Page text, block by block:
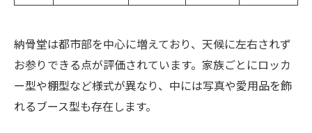
納骨堂は都市部を中心に増えており、天候に左右されず
お参りできる点が評価されています。家族ごとにロッカ
ー型や棚型など様式が異なり、中には写真や愛用品を飾
れるブース型も存在します。